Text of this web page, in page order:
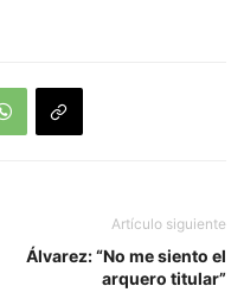
Artículo siguiente
Álvarez: “No me siento el
arquero titular”